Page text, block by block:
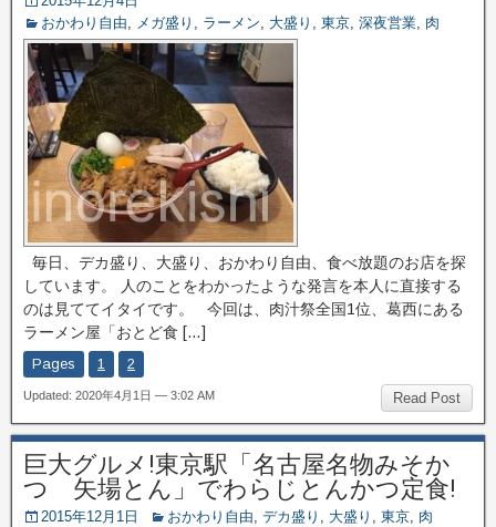
おかわり自由, メガ盛り , ラーメン, 大盛り , 東京, 深夜営業, 肉
毎日、デカ盛り、大盛り、おかわり自由、食べ放題のお店を探
しています。 人のことをわかったような発言を本人に直接する
のは見ててイタイです。 今回は、肉汁祭全国1位、葛西にある
ラーメン屋「おとど食 […]
Pages 1 2
Read Post
Updated: 2020年4月1日 — 3:02 AM
巨大グルメ!東京駅「名古屋名物みそか
つ 矢場とん」でわらじとんかつ定食!
2015年12月1日 おかわり自由, デカ盛り , 大盛り , 東京, 肉